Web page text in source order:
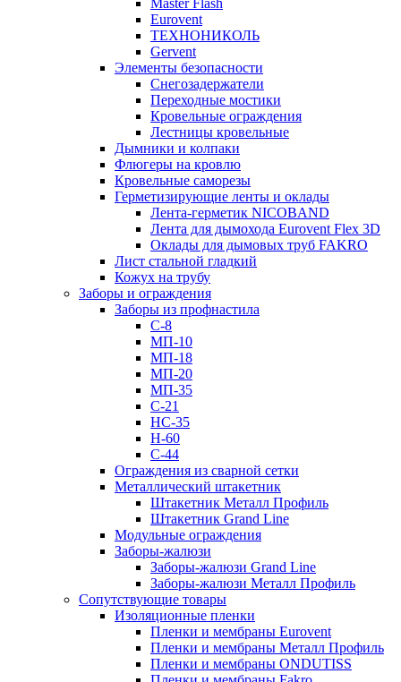
Master Flash
Eurovent
ТЕХНОНИКОЛЬ
Gervent
Элементы безопасности
Снегозадержатели
Переходные мостики
Кровельные ограждения
Лестницы кровельные
Дымники и колпаки
Флюгеры на кровлю
Кровельные саморезы
Герметизирующие ленты и оклады
Лента-герметик NICOBAND
Лента для дымохода Eurovent Flex 3D
Оклады для дымовых труб FAKRO
Лист стальной гладкий
Кожух на трубу
Заборы и ограждения
Заборы из профнастила
С-8
МП-10
МП-18
МП-20
МП-35
С-21
НС-35
Н-60
С-44
Ограждения из сварной сетки
Металлический штакетник
Штакетник Металл Профиль
Штакетник Grand Line
Модульные ограждения
Заборы-жалюзи
Заборы-жалюзи Grand Line
Заборы-жалюзи Металл Профиль
Сопутствующие товары
Изоляционные пленки
Пленки и мембраны Eurovent
Пленки и мембраны Металл Профиль
Пленки и мембраны ONDUTISS